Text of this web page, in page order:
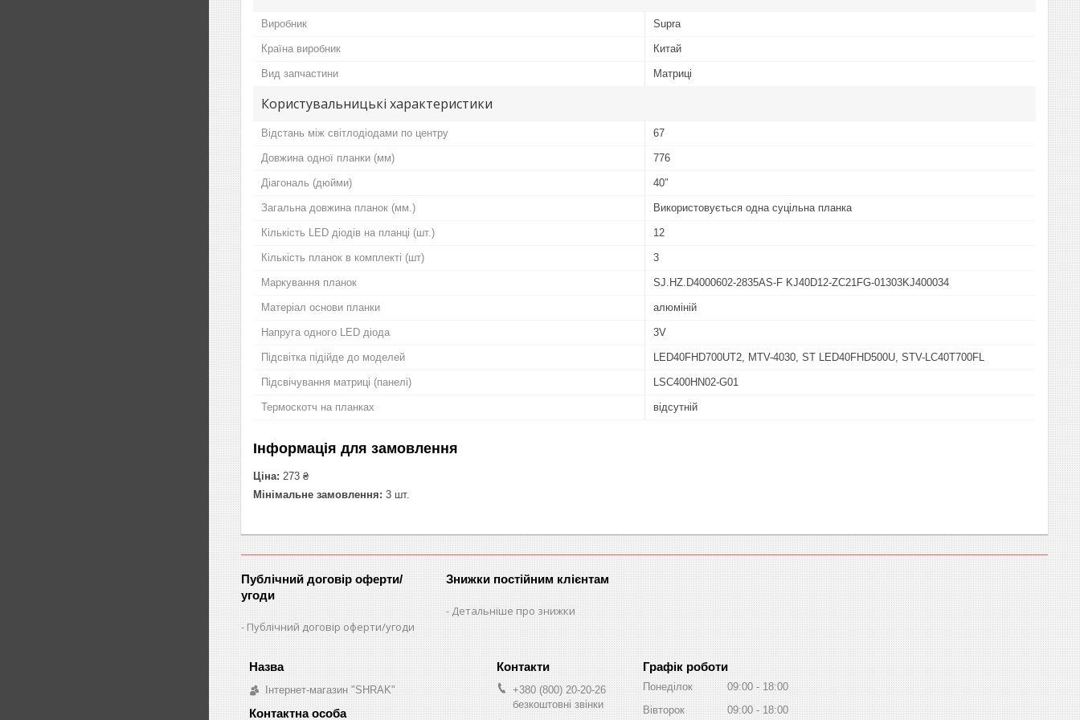
Виробник Supra
Країна виробник Китай
Вид запчастини Матриці
Користувальницькі характеристики
Відстань між світлодіодами по центру 67
Довжина одної планки (мм) 776
Діагональ (дюйми) 40″
Загальна довжина планок (мм.) Використовується одна суцільна планка
Кількість LED діодів на планці (шт.) 12
Кількість планок в комплекті (шт) 3
Маркування планок SJ.HZ.D4000602-2835AS-F KJ40D12-ZC21FG-01303KJ400034
Матеріал основи планки алюміній
Напруга одного LED діода 3V
Підсвітка підійде до моделей LED40FHD700UT2, MTV-4030, ST LED40FHD500U, STV-LC40T700FL
Підсвічування матриці (панелі) LSC400HN02-G01
Термоскотч на планках відсутній
Інформація для замовлення
Ціна: 273 ₴
Мінімальне замовлення: 3 шт.
Публічний договір оферти/
угоди
Публічний договір оферти/угоди
Знижки постійним клієнтам
Детальніше про знижки
Інтернет-магазин "SHRAK"
+380 (800) 20-20-26
безкоштовні звінки
Графік роботи
Понеділок 09:00
18:00
Вівторок
09:00 18:00